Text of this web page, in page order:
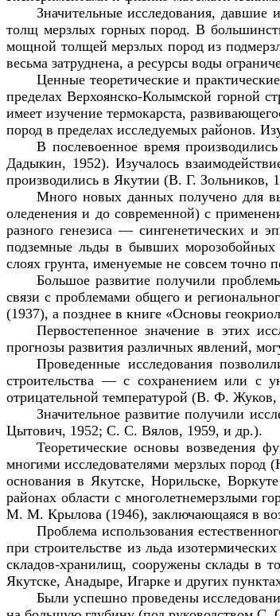
Значительные исследования, давшие
толщ мерзлых горных пород. В
мощной толщей мерзлых пород из
весьма затруднена, а ресурсы воды
Ценные теоретические и
пределах Верхоянско-Колымской горной
имеет изучение термокарста,
пород в пределах исследуемых районов.
В послевоенное время
Дадыкин, 1952). Изучалось
производились в Якутии (В. Г.
Много новых данных получено для
оледенения и до современной) с
разного генезиса — сингенетических и
подземные льды в бывших морозобойных
слоях грунта, именуемые не совсем точно
Большое развитие получили
связи с проблемами общего и
(1937), а позднее в книге «Основы
Первостепенное значение в этих
прогнозы развития различных явлений,
Проведенные исследования
строительства — с сохранением или с
отрицательной температурой (В. Ф.
Значительное развитие получили
Цытович, 1952; С. С. Вялов, 1959, и др.).
Теоретические основы возведения
многими исследователями мерзлых
основания в Якутске, Норильске,
районах области с многолетнемерзлыми
М. М. Крылова (1946), заключающаяся в
Проблема использования
при строительстве из льда
складов-хранилищ, сооружены склады в
Якутске, Анадыре, Игарке и других
Были успешно проведены